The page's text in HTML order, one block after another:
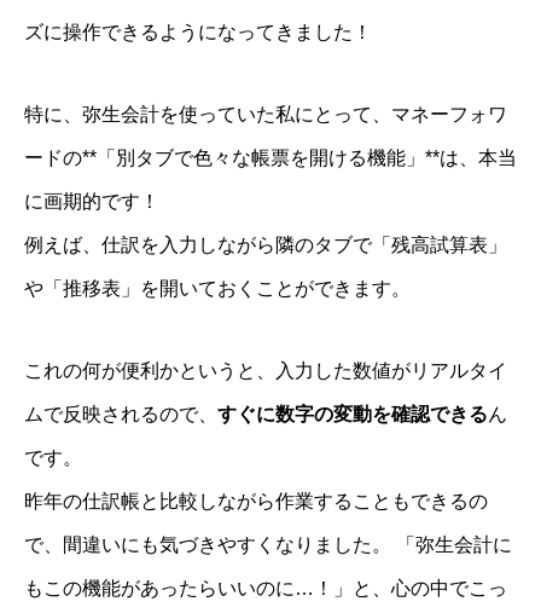
ズに操作できるようになってきました！
特に、弥生会計を使っていた私にとって、マネーフォワ
ードの**「別タブで色々な帳票を開ける機能」**は、本当
に画期的です！
例えば、仕訳を入力しながら隣のタブで「残高試算表」
や「推移表」を開いておくことができます。
これの何が便利かというと、入力した数値がリアルタイ
ムで反映されるので、 すぐに数字の変動を確認できるん
です。
昨年の仕訳帳と比較しながら作業することもできるの
で、間違いにも気づきやすくなりました。 「弥生会計に
もこの機能があったらいいのに…！」と、心の中でこっ